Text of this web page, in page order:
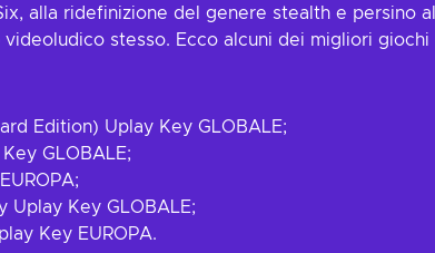
alla ridefinizione del genere stealth e persino
stesso. Ecco alcuni dei migliori
Edition) Uplay Key GLOBALE;
GLOBALE;
Uplay Key GLOBALE;
Key EUROPA.